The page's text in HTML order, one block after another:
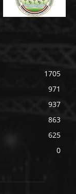
1705
971
937
863
625
0